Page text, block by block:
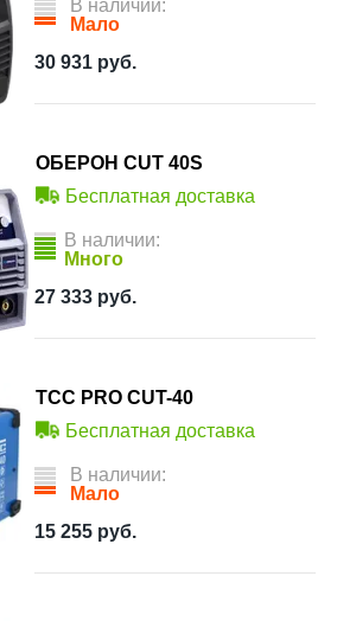
В наличии:
Мало
30 931 руб.
ОБЕРОН CUT 40S
Бесплатная доставка
В наличии:
Много
27 333 руб.
ТСС PRO CUT-40
Бесплатная доставка
В наличии:
Мало
15 255 руб.